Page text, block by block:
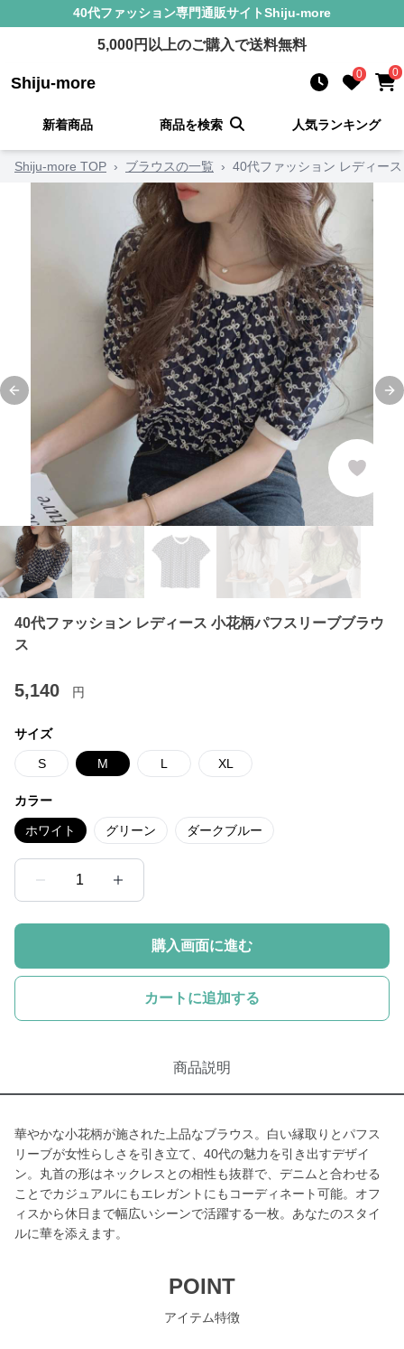
40代ファッション専門通販サイトShiju-more
5,000円以上のご購入で送料無料
Shiju-more 0 0
新着商品 商品を検索 人気ランキング
Shiju-more TOP › ブラウスの一覧 › 40代ファッション レディー
Previous slide
40代ファッション レディース 小花柄パフスリーブブラウ
ス
5,140 円
サイズ
S M L XL
カラー
ホワイト グリーン ダークブルー
1
購入画面に進む
カートに追加する
商品説明
華やかな小花柄が施された上品なブラウス。白い縁取りとパフス
リーブが女性らしさを引き立て、40代の魅力を引き出すデザイ
ン。丸首の形はネックレスとの相性も抜群で、デニムと合わせる
ことでカジュアルにもエレガントにもコーディネート可能。オフ
ィスから休日まで幅広いシーンで活躍する一枚。あなたのスタイ
ルに華を添えます。
POINT
アイテム特徴